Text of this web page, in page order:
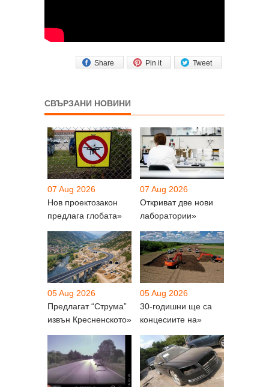
Tweet
Pin it
Share
СВЪРЗАНИ НОВИНИ
07 Aug 2026
Нов проектозакон
предлага глобата»
07 Aug 2026
Откриват две нови
лаборатории»
05 Aug 2026
Предлагат “Струма”
извън Кресненското»
05 Aug 2026
30-годишни ще са
концесиите на»